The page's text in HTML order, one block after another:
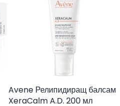
Avene Релипидиращ балсам
XeraCalm A.D. 200 мл